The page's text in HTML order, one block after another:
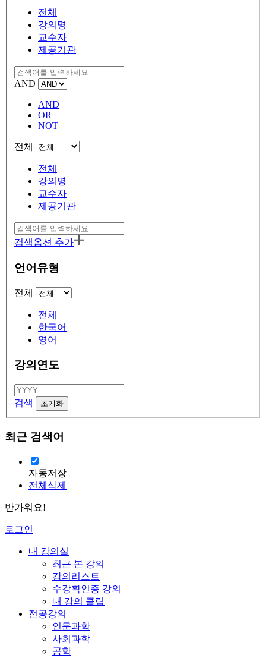
전체
강의명
교수자
제공기관
AND
AND
OR
NOT
전체
전체
강의명
교수자
제공기관
검색옵션 추가
언어유형
전체
전체
한국어
영어
강의연도
검색
최근 검색어
자동저장
전체삭제
반가워요!
로그인
내 강의실
최근 본 강의
강의리스트
수강확인증 강의
내 강의 클립
전공강의
인문과학
사회과학
공학